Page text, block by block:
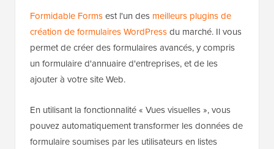
Formidable Formsest l'un des meilleurs plugins de
création de formulaires WordPressdu marché. Il vous
permet de créer des formulaires avancés, y compris
un formulaire d'annuaire d'entreprises, et de les
ajouter à votre site Web.
En utilisant la fonctionnalité « Vues visuelles », vous
pouvez automatiquement transformer les données de
formulaire soumises par les utilisateurs en listes